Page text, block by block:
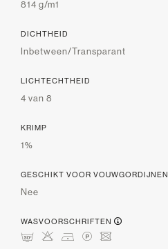
814 g/m1
DICHTHEID
Inbetween/Transparant
LICHTECHTHEID
4 van 8
KRIMP
1%
GESCHIKT VOOR VOUWGORDIJNEN
Nee
WASVOORSCHRIFTEN
mHDLU